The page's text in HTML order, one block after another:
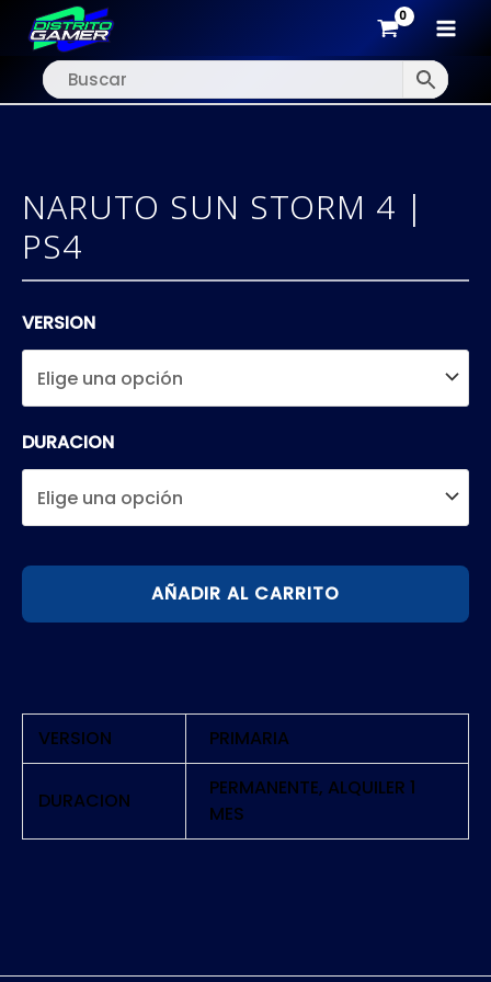
al
NARUTO SUN STORM 4 |
PS4
VERSION
DURACION
NARUTO
STORM
PS4
AÑADIR AL CARRITO
VERSION PRIMARIA
DURACION
PERMANENTE, ALQUILER 1
MES